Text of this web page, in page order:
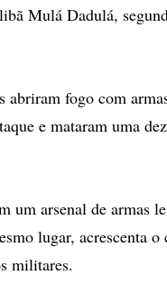
Mulá Dadulá,
abriram fogo com
e mataram uma
um arsenal de armas
lugar, acrescenta
militares.